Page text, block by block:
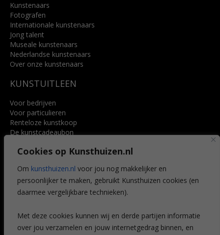
Cookies op Kunsthuizen.nl
Om kunsthuizen.nl voor jou nog makkelijker en
persoonlijker te maken, gebruikt Kunsthuizen cookies (en
daarmee vergelijkbare technieken).
Met deze cookies kunnen wij en derde partijen informatie
over jou verzamelen en jouw internetgedrag binnen, en
Kunstenaars
Fotografen
Internationale kunstenaars
Jong talent
Museale kunstenaars
Nederlandse kunstenaars
Over onze kunstenaars
KUNSTUITLEEN
Voor bedrijven
Voor particulieren
Renteloze kunstkoop
De kunstcadeaubon
Voordelen
Veelgestelde vragen
CONTACT
Leiden
Amsterdam